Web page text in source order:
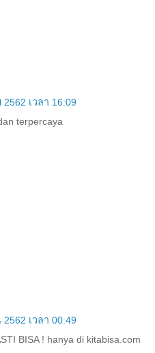
เวลา 16:09
terpercaya
เวลา 00:49
BISA ! hanya di kitabisa.com